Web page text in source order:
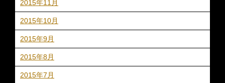
2015年11月
2015年10月
2015年9月
2015年8月
2015年7月